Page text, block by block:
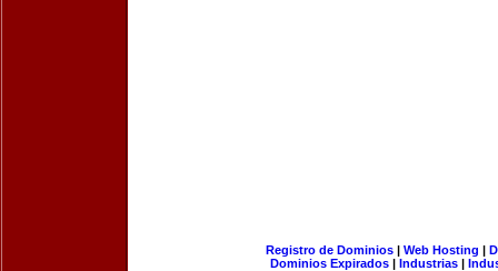
Registro de Dominios| Web Hosting |
Dominios Expirados | Industrias |